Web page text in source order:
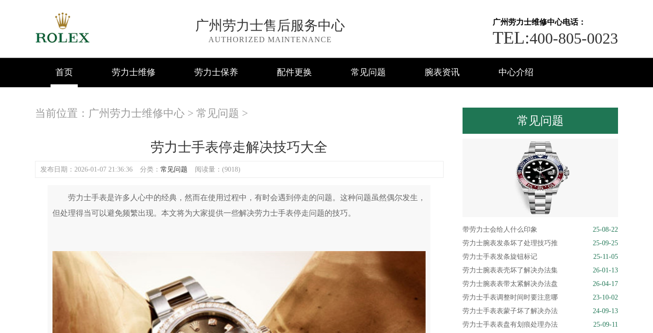
广州劳力士售后服务中心
AUTHORIZED MAINTENANCE
广州劳力士维修中心电话：
TEL:400-805-0023
首页 劳力士维修 劳力士保养 配件更换 常见问题 腕表资讯 中心介绍
当前位置： 广州劳力士维修中心 > 常见问题 >
劳力士手表停走解决技巧大全
发布日期：2026-01-07 21:36:36 分类： 常见问题 阅读量：(9018)
劳力士手表是许多人心中的经典，然而在使用过程中，有时会遇到停走的问题。这种问题虽然偶尔发生，
但处理得当可以避免频繁出现。本文将为大家提供一些解决劳力士手表停走问题的技巧。
常见问题
带劳力士会给人什么印象
25-08-22
劳力士腕表发条坏了处理技巧推
25-09-25
劳力士手表发条旋钮标记
25-11-05
劳力士腕表表壳坏了解决办法集
26-01-13
劳力士腕表表带太紧解决办法盘
26-04-17
劳力士手表调整时间时要注意哪
23-10-02
劳力士手表表蒙子坏了解决办法
24-09-13
劳力士手表表盘有划痕处理办法
25-09-11